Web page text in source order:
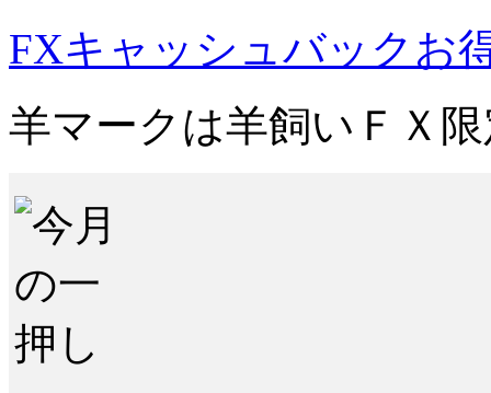
FXキャッシュバックお
羊マーク は羊飼いＦＸ